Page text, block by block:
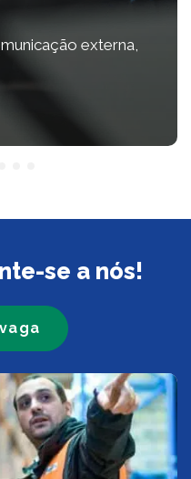
externa,
se a nós!